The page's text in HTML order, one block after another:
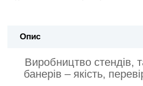
Опис
Виробництво стендів,
банерів – якість,